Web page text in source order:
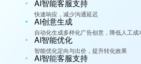
AI智能客服支持
快速响应，减少沟通延迟
AI创意生成
自动化生成多样化广告创意，降低人工成
AI智能优化
智能优化定向与出价，提升转化效果
AI智能客服支持